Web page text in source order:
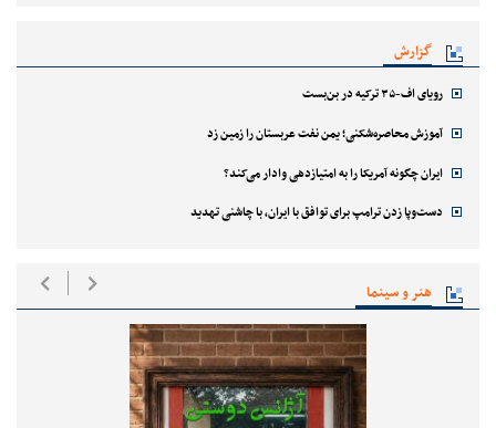
گزارش
رویای اف-۳۵ ترکیه در بن‌بست
آموزش محاصره‌شکنی؛ یمن نفت عربستان را زمین زد
ایران چگونه آمریکا را به امتیازدهی وادار می‌کند؟
دست‌وپا زدن ترامپ برای توافق با ایران، با چاشنی تهدید
هنر و سینما